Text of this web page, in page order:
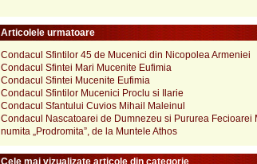
Articolele urmatoare
Condacul Sfintilor 45 de Mucenici din Nicopolea Armeniei
Condacul Sfintei Mari Mucenite Eufimia
Condacul Sfintei Mucenite Eufimia
Condacul Sfintilor Mucenici Proclu si Ilarie
Condacul Sfantului Cuvios Mihail Maleinul
Condacul Nascatoarei de Dumnezeu si Pururea
numita „Prodromita”, de la Muntele Athos
Cele mai vizualizate articole din categorie